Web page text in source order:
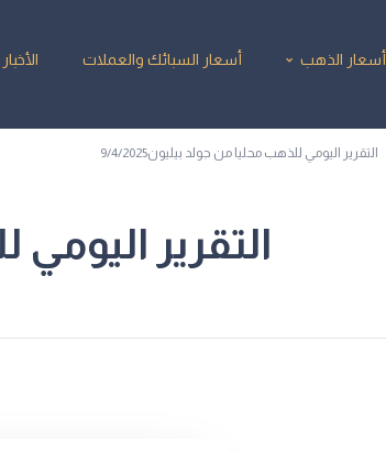
أسعار الذهب أسعار السبائك والعملات الأخبار
التقرير اليومي للذهب محليا من جولد بيليون9/4/2025
التقرير اليومي